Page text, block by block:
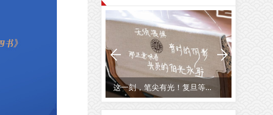
这一刻，笔尖有光！复旦等...